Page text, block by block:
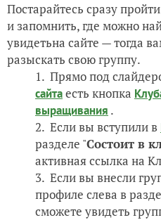
Постарайтесь сразу
и запомнить, где можно
увидетьна сайте — тогда
разыскать свою группу.
Прямо под
сайтаесть кнопка
выращивания .
Если вы вступили в
разделе "Состоит в
активная ссылка на
Если вы внесли
профиле слева в
сможете увидеть